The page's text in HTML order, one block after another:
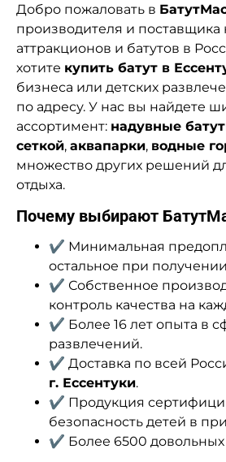
Добро пожаловать в
производителя и поставщика
аттракционов и батутов в
хотите купить батут в
бизнеса или детских
по адресу. У нас вы найдете
ассортимент: надувные
сеткой, аквапарки, водные
множество других решений
отдыха.
Почему выбирают
✔ Минимальная
остальное при
✔ Собственное
контроль качества на
✔ Более 16 лет опыта в
развлечений.
✔ Доставка по всей
г. Ессентуки.
✔ Продукция
безопасность детей в
✔ Более 6500 довольных